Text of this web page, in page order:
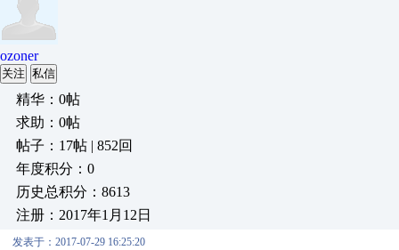
ozoner
关注 私信
精华：0帖
求助：0帖
帖子：17帖 | 852回
年度积分：0
历史总积分：8613
注册：2017年1月12日
发表于：2017-07-29 16:25:20